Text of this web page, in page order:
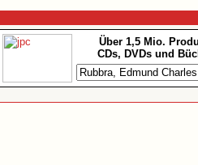
Über 1,5 Mio.
CDs, DVDs und